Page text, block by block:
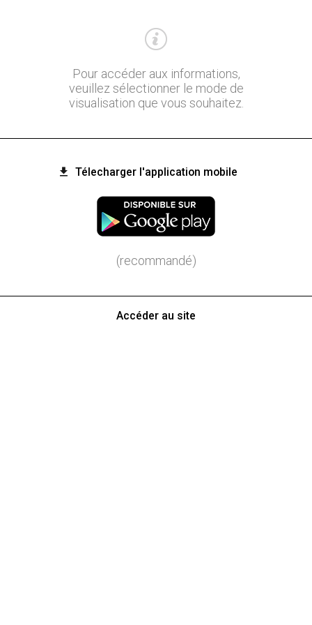
Pour accéder aux informations,
veuillez sélectionner le mode de
visualisation que vous souhaitez.
Télecharger l'application mobile
(recommandé)
Accéder au site